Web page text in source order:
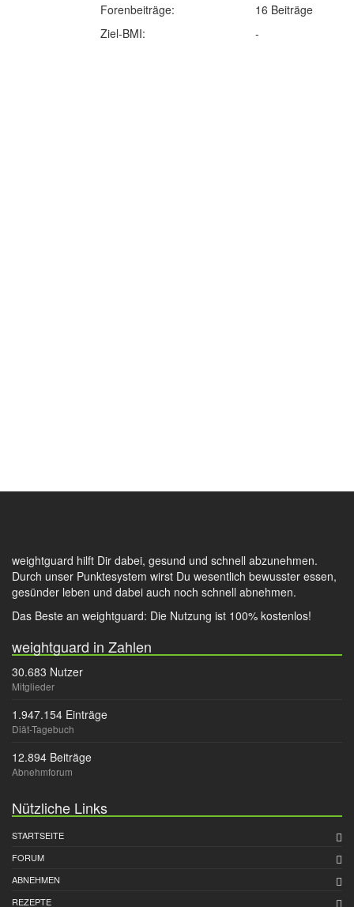
Forenbeiträge:
16 Beiträge
Ziel-BMI:
-
weightguard hilft Dir dabei, gesund und schnell abzunehmen.
Durch unser Punktesystem wirst Du wesentlich bewusster essen,
gesünder leben und dabei auch noch schnell abnehmen.
Das Beste an weightguard: Die Nutzung ist 100% kostenlos!
weightguard in Zahlen
30.683 Nutzer
Mitglieder
1.947.154 Einträge
Diät-Tagebuch
12.894 Beiträge
Abnehmforum
Nützliche Links
STARTSEITE
FORUM
ABNEHMEN
REZEPTE